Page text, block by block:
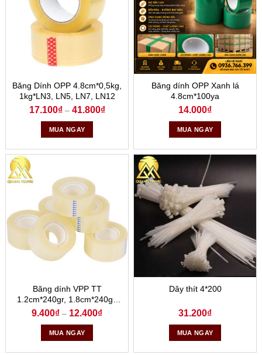
Băng Dính OPP 4.8cm*0,5kg,
1kg*LN3, LN5, LN7, LN12
17.100₫– 41.800₫
MUA NGAY
Băng dính OPP Xanh lá
4.8cm*100ya
14.000₫
MUA NGAY
Băng dính VPP TT
1.2cm*240gr, 1.8cm*240gr,
1.8cm*180gr
9.400₫ – 12.400₫
MUA NGAY
Dây thít 4*200
31.200₫
MUA NGAY